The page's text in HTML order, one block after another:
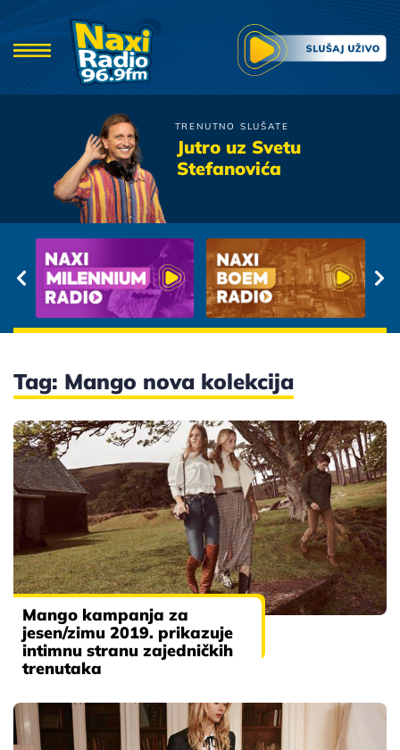
TRENUTNO SLUŠATE
Jutro uz Svetu
Stefanovića
Yu Rock Misija
Za Milion Godina
Tag: Mango nova kolekcija
Mango kampanja za
jesen/zimu 2019. prikazuje
intimnu stranu zajedničkih
trenutaka